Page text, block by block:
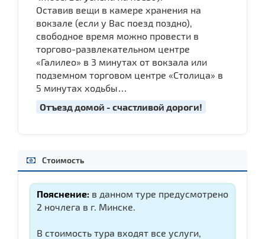
Оставив вещи в камере хранения на
вокзале (если у Вас поезд поздно),
свободное время можно провести в
торгово-развлекательном центре
«Галилео» в 3 минутах от вокзала или
подземном торговом центре «Столица» в
5 минутах ходьбы…
Отъезд домой - счастливой дороги!
Стоимость
Пояснение: в данном туре предусмотрено
2 ночлега в г. Минске.
В стоимость тура входят все услуги,